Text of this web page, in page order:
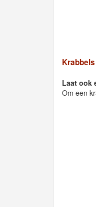
Laat ook
Om een